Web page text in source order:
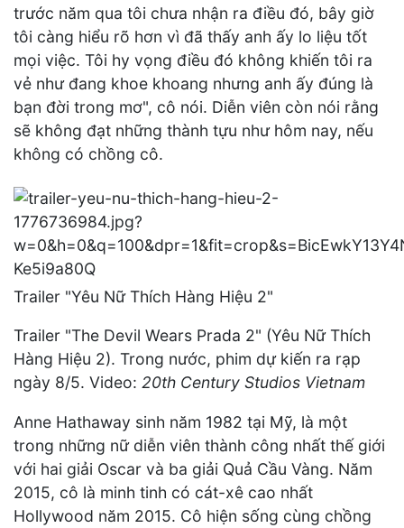
trước năm qua tôi chưa nhận ra điều đó, bây giờ
tôi càng hiểu rõ hơn vì đã thấy anh ấy lo liệu tốt
mọi việc. Tôi hy vọng điều đó không khiến tôi ra
vẻ như đang khoe khoang nhưng anh ấy đúng là
bạn đời trong mơ", cô nói. Diễn viên còn nói rằng
sẽ không đạt những thành tựu như hôm nay, nếu
không có chồng cô.
Trailer "Yêu Nữ Thích Hàng Hiệu 2"
Trailer "The Devil Wears Prada 2" (Yêu Nữ Thích
Hàng Hiệu 2). Trong nước, phim dự kiến ra rạp
ngày 8/5. Video: 20th Century Studios Vietnam
Anne Hathaway sinh năm 1982 tại Mỹ, là một
trong những nữ diễn viên thành công nhất thế giới
với hai giải Oscar và ba giải Quả Cầu Vàng. Năm
2015, cô là minh tinh có cát-xê cao nhất
Hollywood năm 2015. Cô hiện sống cùng chồng